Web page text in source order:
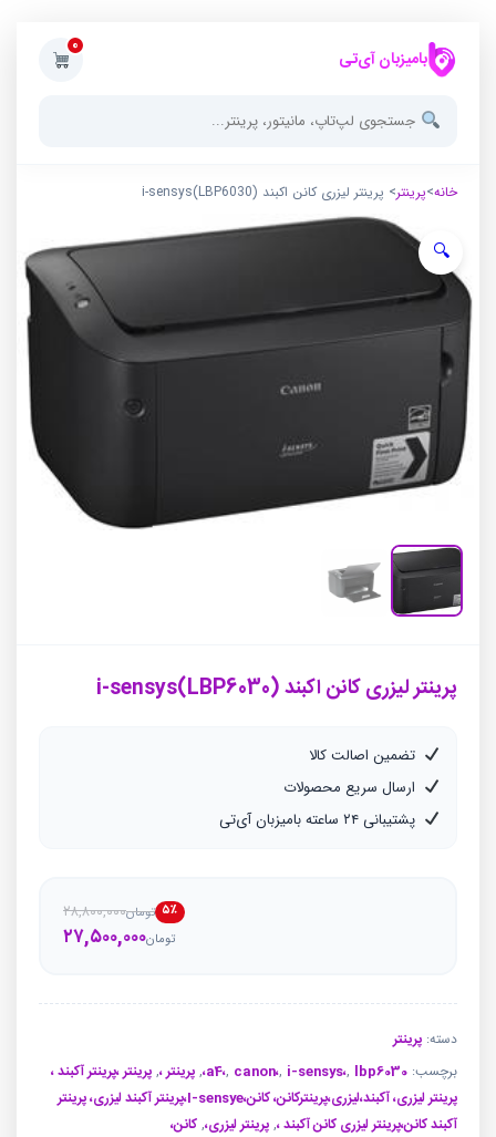
بامیزبان آی‌تی
0
خانه>پرینتر> پرینتر لیزری کانن اکبند i-sensys(LBP6030)
پرینتر لیزری کانن اکبند i-sensys(LBP6030)
تضمین اصالت کالا
ارسال سریع محصولات
پشتیبانی ۲۴ ساعته بامیزبان آی‌تی
۵٪ تومان۲۸,۸۰۰,۰۰۰
قیمت
تومان۲۷,۵۰۰,۰۰۰قیمت
دسته: پرینتر
برچسب: a4،, canon،, i-sensys،, lbp6030، , پرینتر ،, پرینتر ،پرینتر آکبند ،
پرینتر لیزری، آکبند،لیزری،پرینترکانن، کانن،I-sensye،پرینتر آکبند لیزری، پرینتر
آکبند کانن،پرینتر لیزری کانن آکبند ،, پرینتر لیزری،, کانن،